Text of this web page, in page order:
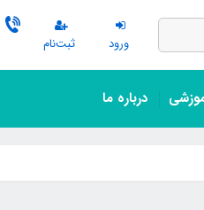
ورود ثبت‌نام
درباره ما